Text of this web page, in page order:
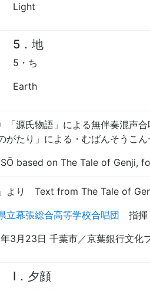
Light
5．地
5・ち
Earth
「源氏物語」による無伴奏混声
がたり」による・むばんそうこ
based on The Tale of Genji,
」 より Text from The Tale of
立幕張総合高等学校合唱団 指揮
3月23日 千葉市／京葉銀行文化
Ⅰ．夕顔